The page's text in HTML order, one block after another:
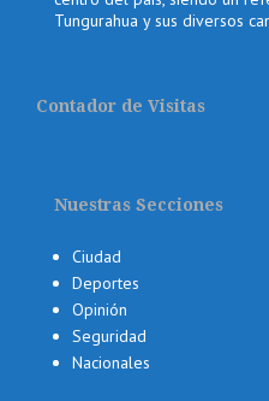
Tungurahua y sus diversos
Contador de Visitas
Nuestras Secciones
Ciudad
Deportes
Opinión
Seguridad
Nacionales